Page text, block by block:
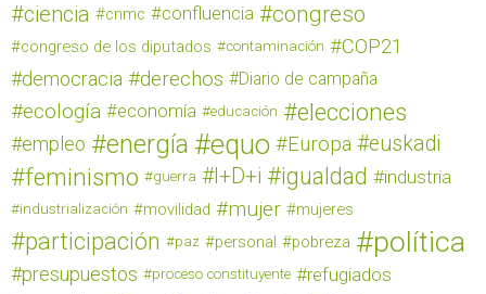
ciencia
cnmc confluencia congreso
congreso de los diputados contaminación COP21
democracia derechos Diario de campaña
ecología economía educación elecciones
empleo energía equo Europa euskadi
feminismo guerra I+D+i igualdad industria
industrialización movilidad mujer mujeres
participación paz personal pobreza política
presupuestos proceso constituyente refugiados